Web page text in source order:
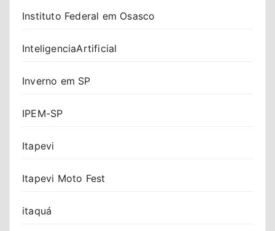
Instituto Federal em Osasco
InteligenciaArtificial
Inverno em SP
IPEM-SP
Itapevi
Itapevi Moto Fest
itaquá